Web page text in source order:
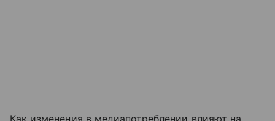
Как изменения в медиапотреблении влияют на